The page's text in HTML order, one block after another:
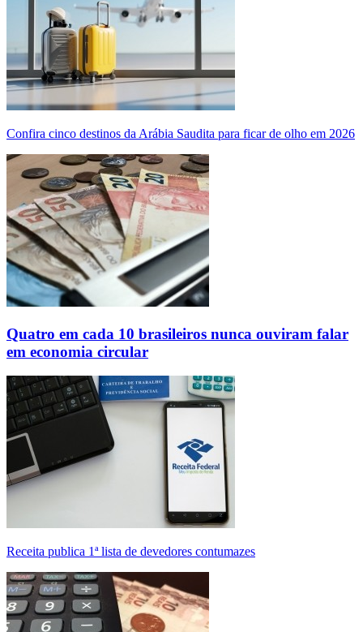
Confira cinco destinos da Arábia Saudita para ficar de olho em 2026
Quatro em cada 10 brasileiros nunca ouviram falar
em economia circular
Receita publica 1ª lista de devedores contumazes